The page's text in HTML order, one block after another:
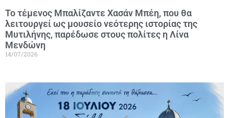
Το τέμενος Μπαλίζαντε Χασάν Μπέη, που θα
λειτουργεί ως μουσείο νεότερης ιστορίας της
Μυτιλήνης, παρέδωσε στους πολίτες η Λίνα
Μενδώνη
14/07/2026